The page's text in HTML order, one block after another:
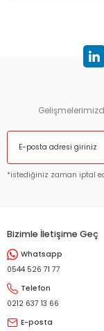
kullanarak
Görüş ve
Ürün resmi
Ürün
Ürün
Ürün fiyatı diğer
*istediğiniz zaman iptal
Bizimle İletişime Geç
Whatsapp
0544 526 71 77
Telefon
0212 637 13 66
E-posta